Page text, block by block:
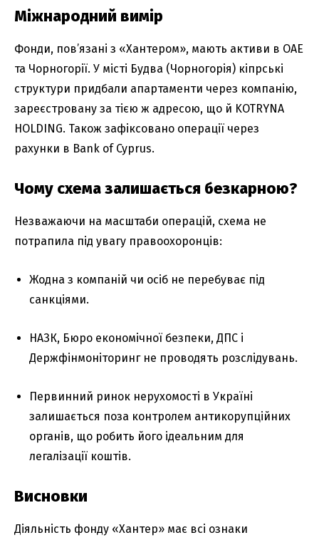
Міжнародний вимір
Фонди, пов’язані з «Хантером», мають активи в ОАЕ
та Чорногорії. У місті Будва (Чорногорія) кіпрські
структури придбали апартаменти через компанію,
зареєстровану за тією ж адресою, що й KOTRYNA
HOLDING. Також зафіксовано операції через
рахунки в Bank of Cyprus.
Чому схема залишається безкарною?
Незважаючи на масштаби операцій, схема не
потрапила під увагу правоохоронців:
Жодна з компаній чи осіб не перебуває під
санкціями.
НАЗК, Бюро економічної безпеки, ДПС і
Держфінмоніторинг не проводять розслідувань.
Первинний ринок нерухомості в Україні
залишається поза контролем антикорупційних
органів, що робить його ідеальним для
легалізації коштів.
Висновки
Діяльність фонду «Хантер» має всі ознаки